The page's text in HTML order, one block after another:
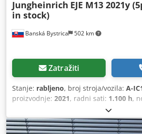
Banská Bystrica 502 km
Jungheinrich EJE M13 2021y
in stock)
Zatražiti
Stanje: rabljeno, broj stroja/vozila: A-
proizvodnje: 2021, radni sati: 1.100 h,
, vrsta jarbola:
Chjdpfjzfgcaox Aqvoa Serijski broj:
međunarodna dostava.